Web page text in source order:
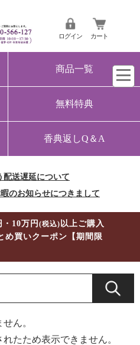
ログイン カート
商品一覧
無料特典
香典返しQ＆A
配送遅延について
のお知らせにつきまして
・10万円(税込) 以上ご購入
め買いクーポン【期間限
ん。
たため表示できません。